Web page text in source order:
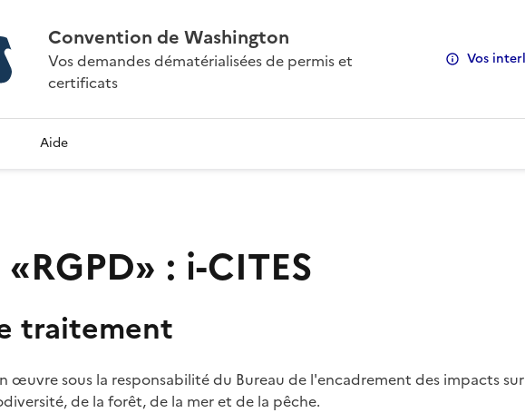
Convention de Washington
Vos demandes dématérialisées de permis et
certificats
Vos
Aide
: i-CITES
traitement
œuvre sous la responsabilité du Bureau de l'encadrement des impacts
de la forêt, de la mer et de la pêche.